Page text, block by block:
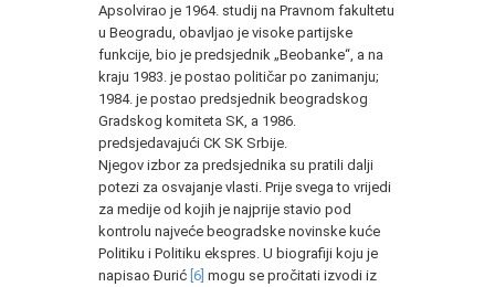
Apsolvirao je 1964. studij na Pravnom fakultetu
u Beogradu, obavljao je visoke partijske
funkcije, bio je predsjednik „Beobanke“, a na
kraju 1983. je postao političar po zanimanju;
1984. je postao predsjednik beogradskog
Gradskog komiteta SK, a 1986.
predsjedavajući CK SK Srbije.
Njegov izbor za predsjednika su pratili dalji
potezi za osvajanje vlasti. Prije svega to vrijedi
za medije od kojih je najprije stavio pod
kontrolu najveće beogradske novinske kuće
Politiku i Politiku ekspres. U biografiji koju je
napisao Đurić [6] mogu se pročitati izvodi iz